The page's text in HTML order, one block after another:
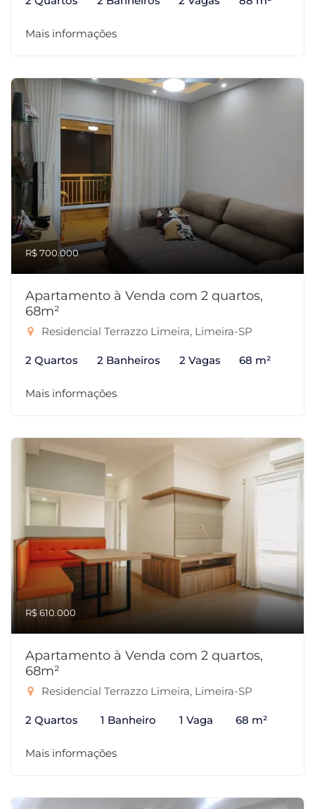
Mais informações
R$ 700.000
Apartamento à Venda com 2 quartos,
68m²
Residencial Terrazzo Limeira, Limeira-SP
2 Quartos 2 Banheiros 2 Vagas 68 m²
Mais informações
R$ 610.000
Apartamento à Venda com 2 quartos,
68m²
Residencial Terrazzo Limeira, Limeira-SP
2 Quartos 1 Banheiro 1 Vaga 68 m²
Mais informações